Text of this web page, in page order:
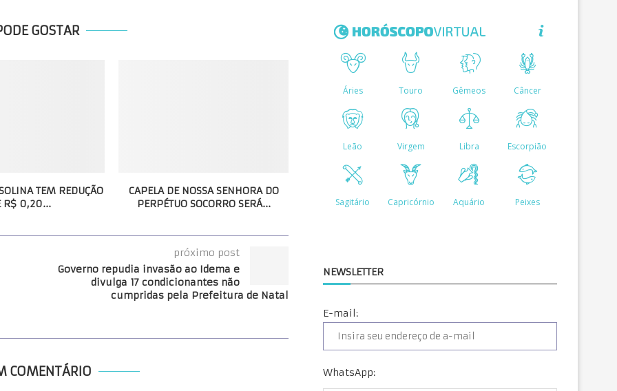
GOSTAR
TEM REDUÇÃO
R$ 0,20...
CAPELA DE NOSSA SENHORA DO
PERPÉTUO SOCORRO SERÁ...
próximo post
Governo repudia invasão ao Idema e
divulga 17 condicionantes não
cumpridas pela Prefeitura de Natal
COMENTÁRIO
NEWSLETTER
E-mail:
WhatsApp: